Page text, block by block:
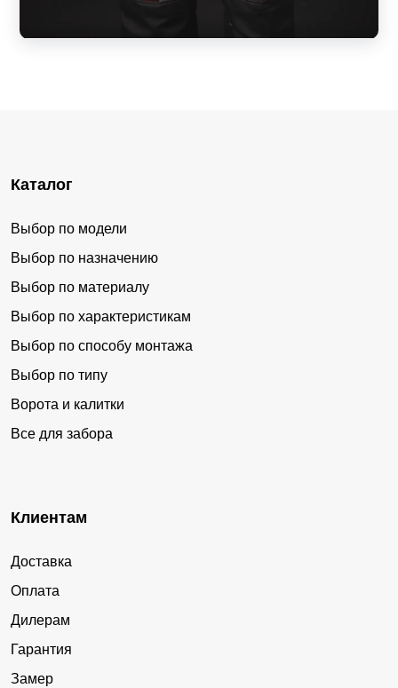
Каталог
Выбор по модели
Выбор по назначению
Выбор по материалу
Выбор по характеристикам
Выбор по способу монтажа
Выбор по типу
Ворота и калитки
Все для забора
Клиентам
Доставка
Оплата
Дилерам
Гарантия
Замер